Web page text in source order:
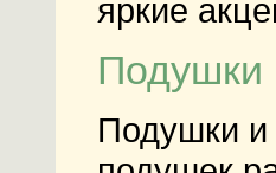
яркие
Подушки
Подушки и